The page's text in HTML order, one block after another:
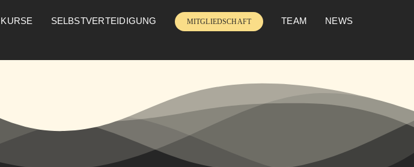
KURSE SELBSTVERTEIDIGUNG MITGLIEDSCHAFT TEAM NEWS